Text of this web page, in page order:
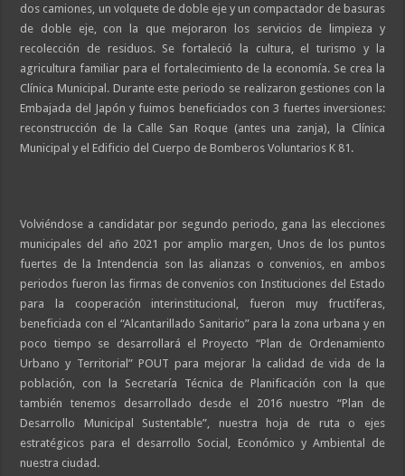
dos camiones, un volquete de doble eje y un compactador de basuras
de doble eje, con la que mejoraron los servicios de limpieza y
recolección de residuos. Se fortaleció la cultura, el turismo y la
agricultura familiar para el fortalecimiento de la economía. Se crea la
Clínica Municipal. Durante este periodo se realizaron gestiones con la
Embajada del Japón y fuimos beneficiados con 3 fuertes inversiones:
reconstrucción de la Calle San Roque (antes una zanja), la Clínica
Municipal y el Edificio del Cuerpo de Bomberos Voluntarios K 81.
Volviéndose a candidatar por segundo periodo, gana las elecciones
municipales del año 2021 por amplio margen, Unos de los puntos
fuertes de la Intendencia son las alianzas o convenios, en ambos
periodos fueron las firmas de convenios con Instituciones del Estado
para la cooperación interinstitucional, fueron muy fructíferas,
beneficiada con el “Alcantarillado Sanitario” para la zona urbana y en
poco tiempo se desarrollará el Proyecto “Plan de Ordenamiento
Urbano y Territorial” POUT para mejorar la calidad de vida de la
población, con la Secretaría Técnica de Planificación con la que
también tenemos desarrollado desde el 2016 nuestro “Plan de
Desarrollo Municipal Sustentable”, nuestra hoja de ruta o ejes
estratégicos para el desarrollo Social, Económico y Ambiental de
nuestra ciudad.